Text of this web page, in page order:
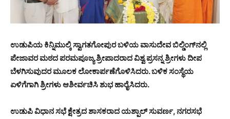
ಉಡುಪಿಯ ಕಿನ್ನಿಮುಲ್ಕಿ ಸ್ವಾಗತಗೋಪುರ ಬಳಿಯ ವಾಸುದೇವ ಬಿಲ್ಡಿಂಗ್‌ನಲ್ಲಿ
ಪೇಜಾವರ ಮಠದ ಪರಮಪೂಜ್ಯ ಶ್ರೀಪಾದರಾದ ವಿಶ್ವ ಪ್ರಸನ್ನ ಶ್ರೀಗಳು ದೀಪ
ಬೆಳಗಿಸುವುದರ ಮೂಲಕ ಲೋಕಾರ್ಪಣೆಗೊಳಿಸಿದರು. ಬಳಿಕ ಸಂಸ್ಥೆಯ
ಏಳಿಗೆಗಾಗಿ ಶ್ರೀಗಳು ಆಶೀರ್ವಚಿಸಿ ಶುಭ ಹಾರೈಸಿದರು.
ಉಡುಪಿ ವಿಧಾನ ಸಭೆ ಕ್ಷೇತ್ರದ ಶಾಸಕರಾದ ಯಶ್ಪಾಲ್ ಸುವರ್ಣ, ನಗರಸಭೆ